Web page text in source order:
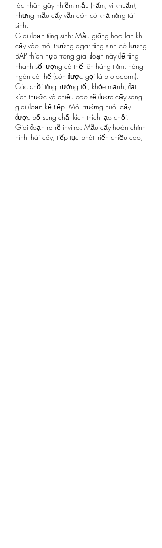
tác nhân gây nhiễm mẫu (nấm, vi khuẩn),
nhưng mẫu cấy vẫn còn có khả năng tái
sinh.
Giai đoạn tăng sinh: Mẫu giống hoa lan khi
cấy vào môi trường agar tăng sinh có lượng
BAP thích hợp trong giai đoạn này để tăng
nhanh số lượng cá thể lên hàng trăm, hàng
ngàn cá thể (còn được gọi là protocorm).
Các chồi tăng trưởng tốt, khỏe mạnh, đạt
kích thước và chiều cao sẽ được cấy sang
giai đoạn kế tiếp. Môi trường nuôi cấy
được bổ sung chất kích thích tạo chồi.
Giai đoạn ra rễ invitro: Mẫu cấy hoàn chỉnh
hình thái cây, tiếp tục phát triển chiều cao,